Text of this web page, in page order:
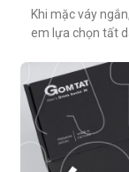
Khi mặc váy
em lựa chọn tất
Tuy nhiên,
cười: đôi chân
lớp tất khiến